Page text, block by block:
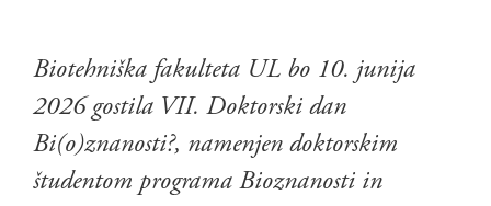
Biotehniška fakulteta UL bo 10. junija
2026 gostila VII. Doktorski dan
Bi(o)znanosti?, namenjen doktorskim
študentom programa Bioznanosti in